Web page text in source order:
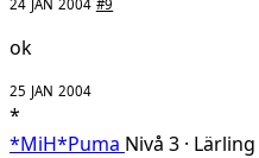
24 JAN 2004 #9
ok
25 JAN 2004
*
*MiH*Puma Nivå 3 · Lärling